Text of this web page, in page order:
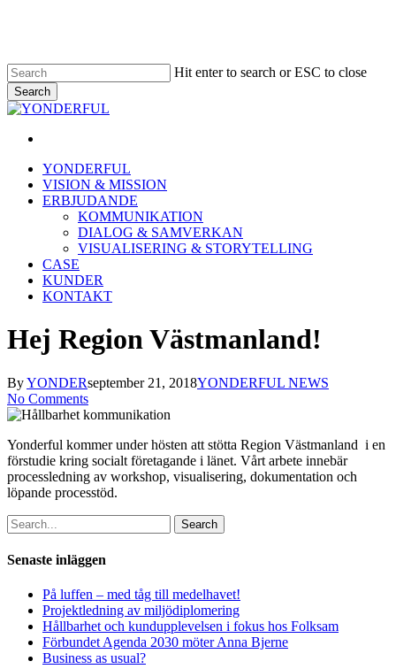
content
Hit enter to search or ESC to close
Search
Close
Menu
Menu
YONDERFUL
VISION & MISSION
ERBJUDANDE
KOMMUNIKATION
DIALOG & SAMVERKAN
VISUALISERING & STORYTELLING
CASE
KUNDER
KONTAKT
Hej Region Västmanland!
ByYONDERseptember 21, 2018YONDERFUL NEWS
No Comments
Yonderful kommer under hösten att stötta Region Västmanland i en
förstudie kring socialt företagande i länet. Vårt arbete innebär
processledning av workshop, visualisering, dokumentation och
löpande processtöd.
Search
Senaste inläggen
På luffen – med tåg till medelhavet!
Projektledning av miljödiplomering
Hållbarhet och kundupplevelsen i fokus hos Folksam
Förbundet Agenda 2030 möter Anna Bjerne
Business as usual?